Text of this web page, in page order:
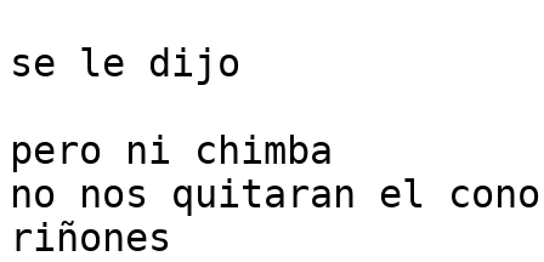
se le dijo
pero ni chimba
no nos quitaran el
riñones